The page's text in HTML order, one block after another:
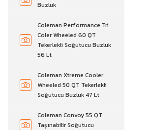
Buzluk
Coleman Performance Tri
Coler Wheeled 60 QT
Tekerlekli Soğutucu Buzluk
56 Lt
Coleman Xtreme Cooler
Wheeled 50 QT Tekerlekli
Soğutucu Buzluk 47 Lt
Coleman Convoy 55 QT
Taşınabilir Soğutucu